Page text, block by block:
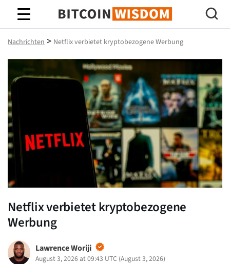
Bitcoin-Weisheit
Nachrichten > Netflix verbietet kryptobezogene Werbung
Netflix verbietet kryptobezogene
Werbung
Lawrence Woriji
August 3, 2026 at 09:43 UTC (August 3, 2026)